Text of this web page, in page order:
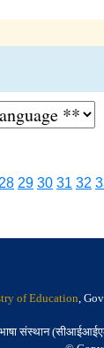
28 29 30 31 32
of Education,
संस्थान